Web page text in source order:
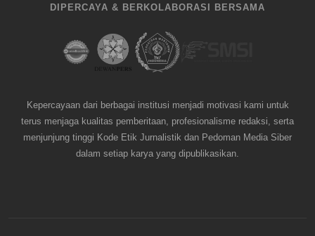
DIPERCAYA & BERKOLABORASI BERSAMA
Kepercayaan dari berbagai institusi menjadi motivasi kami untuk
terus menjaga kualitas pemberitaan, profesionalisme redaksi, serta
menjunjung tinggi Kode Etik Jurnalistik dan Pedoman Media Siber
dalam setiap karya yang dipublikasikan.